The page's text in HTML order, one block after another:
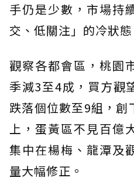
手仍是少數，市場持
交、低關注」的冷狀態
觀察各都會區，桃園
季減3至4成，買方觀
跌落個位數至9組，
上，蛋黃區不見百億
集中在楊梅、龍潭及
量大幅修正。